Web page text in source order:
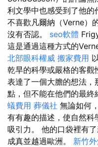
利文學中也感受到了他的
不喜歡凡爾納（Verne）
沒有否認。 seo軟體
這是通過這種方式的
北部眼科權威 搬家費用
乾旱的科學或嚴格的客觀
表達了一個大膽的想法，
點，但不能在他們的最終
蟻費用 葬儀社 無論如何
有有趣的描述，使自然
吸引力。 他的口袋裡有
成真並越過歐洲。 新竹